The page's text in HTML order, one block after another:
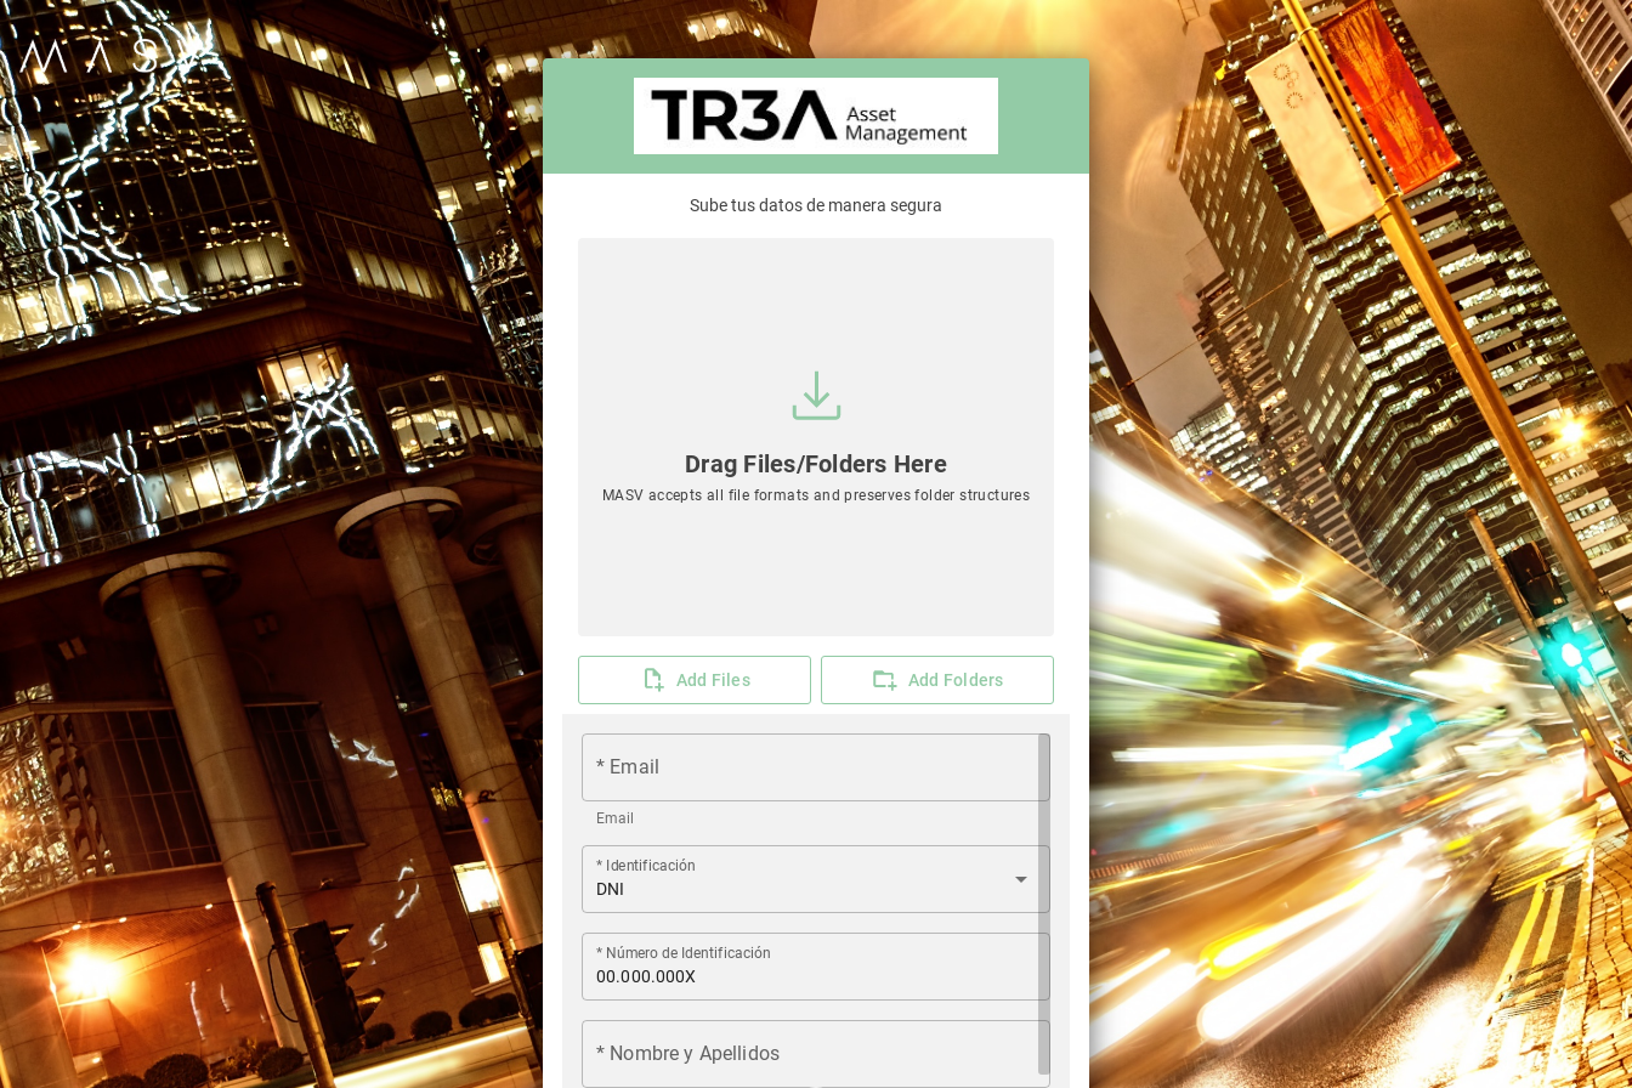
Sube tus datos de manera segura
Drag Files/Folders Here
MASV accepts all file formats and preserves folder structures
Add Files Add Folders
* Email
Email
* Identificación
DNI arrow_drop_down
* Número de Identificación
* Nombre y Apellidos